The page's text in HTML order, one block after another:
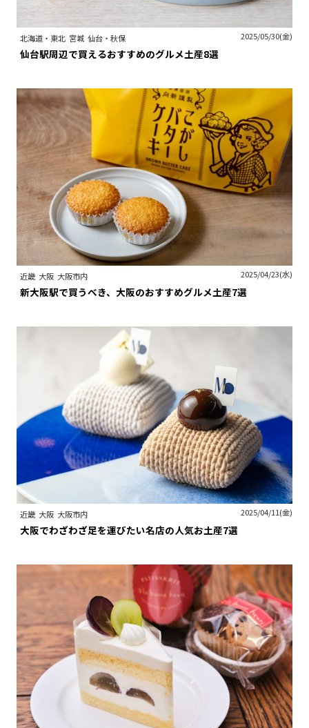
北海道・東北 宮城 仙台・秋保 2025/05/30(金)
仙台駅周辺で買えるおすすめのグルメ土産8選
近畿 大阪 大阪市内 2025/04/23(水)
新大阪駅で買うべき、大阪のおすすめグルメ土産7選
近畿 大阪 大阪市内 2025/04/11(金)
大阪でわざわざ足を運びたい名店の人気お土産7選